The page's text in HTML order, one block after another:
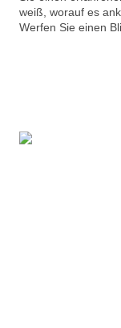
weiß, worauf es
Werfen Sie einen